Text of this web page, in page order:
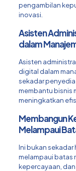
pengambilan
inovasi.
Asisten
dalam
Asisten
digital dalam
sekadar
membantu bisnis
meningkatkan
Membangun
Melampaui
Ini bukan
melampaui batas
kepercayaan,